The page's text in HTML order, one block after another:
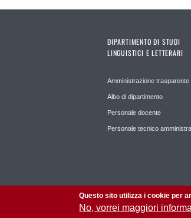
DIPARTIMENTO DI STUDI
LINGUISTICI E LETTERARI
Amministrazione trasparente
Albo di dipartimento
Personale docente
Personale tecnico
Questo sito utilizza i cookie per
No, vorrei maggiori